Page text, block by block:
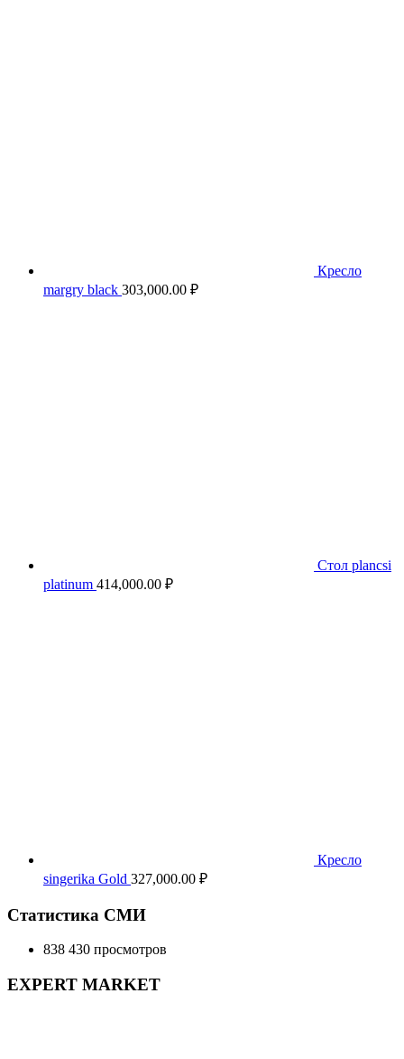
Кресло
margry black 303,000.00 ₽
Стол plancsi
platinum 414,000.00 ₽
Кресло
singerika Gold 327,000.00 ₽
Статистика СМИ
838 430 просмотров
EXPERT MARKET